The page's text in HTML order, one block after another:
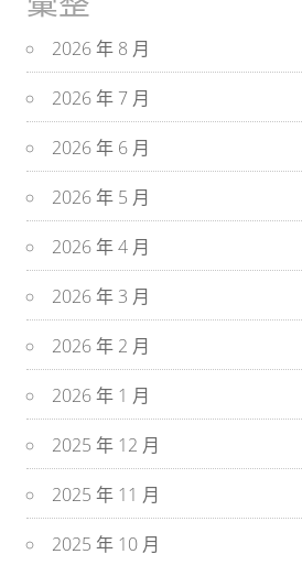
2026 年 8 月
2026 年 7 月
2026 年 6 月
2026 年 5 月
2026 年 4 月
2026 年 3 月
2026 年 2 月
2026 年 1 月
2025 年 12 月
2025 年 11 月
2025 年 10 月